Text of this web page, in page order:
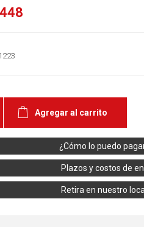
Agregar al carrito
¿Cómo lo puedo
Plazos y costos de
Retira en nuestro local